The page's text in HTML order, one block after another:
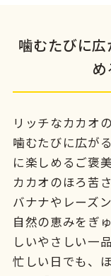
噛むたびに
リッチなカカオ
噛むたびに広が
に楽しめるご褒
カカオのほろ苦
バナナやレーズ
自然の恵みをぎ
しいやさしい一
忙しい日でも、